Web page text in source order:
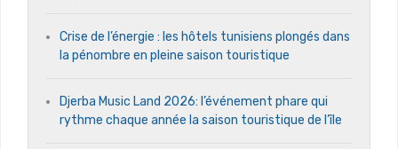
Crise de l’énergie : les hôtels tunisiens plongés dans
la pénombre en pleine saison touristique
Djerba Music Land 2026: l’événement phare qui
rythme chaque année la saison touristique de l’île